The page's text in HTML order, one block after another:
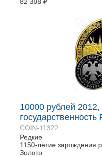
10000 рублей
государственность
COIN-11322
Редкие
1150-летие зарождения
Золото